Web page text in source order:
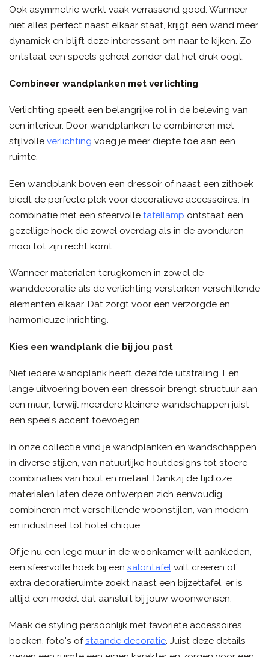
Ook asymmetrie werkt vaak verrassend goed. Wanneer
niet alles perfect naast elkaar staat, krijgt een wand meer
dynamiek en blijft deze interessant om naar te kijken. Zo
ontstaat een speels geheel zonder dat het druk oogt.
Combineer wandplanken met verlichting
Verlichting speelt een belangrijke rol in de beleving van
een interieur. Door wandplanken te combineren met
stijlvolle verlichting voeg je meer diepte toe aan een
ruimte.
Een wandplank boven een dressoir of naast een zithoek
biedt de perfecte plek voor decoratieve accessoires. In
combinatie met een sfeervolle tafellamp ontstaat een
gezellige hoek die zowel overdag als in de avonduren
mooi tot zijn recht komt.
Wanneer materialen terugkomen in zowel de
wanddecoratie als de verlichting versterken verschillende
elementen elkaar. Dat zorgt voor een verzorgde en
harmonieuze inrichting.
Kies een wandplank die bij jou past
Niet iedere wandplank heeft dezelfde uitstraling. Een
lange uitvoering boven een dressoir brengt structuur aan
een muur, terwijl meerdere kleinere wandschappen juist
een speels accent toevoegen.
In onze collectie vind je wandplanken en wandschappen
in diverse stijlen, van natuurlijke houtdesigns tot stoere
combinaties van hout en metaal. Dankzij de tijdloze
materialen laten deze ontwerpen zich eenvoudig
combineren met verschillende woonstijlen, van modern
en industrieel tot hotel chique.
Of je nu een lege muur in de woonkamer wilt aankleden,
een sfeervolle hoek bij een salontafel wilt creëren of
extra decoratieruimte zoekt naast een bijzettafel, er is
altijd een model dat aansluit bij jouw woonwensen.
Maak de styling persoonlijk met favoriete accessoires,
boeken, foto's ofstaande decoratie. Juist deze details